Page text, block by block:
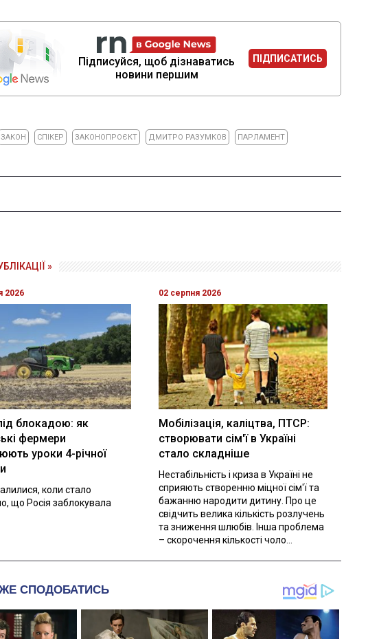
Підписуйся, щоб дізнаватись
новини першим
ПІДПИСАТИСЬ
ЗАКОН СПІКЕР ЗАКОНОПРОЄКТ ДМИТРО РАЗУМКОВ ПАРЛАМЕНТ
»
2026
блокадою: як
фермери
уроки 4-річної
коли стало
що Росія заблокувала
02 серпня 2026
Мобілізація, каліцтва, ПТСР:
створювати сім'ї в Україні
стало складніше
Нестабільність і криза в Україні не
сприяють створенню міцної сім'ї та
бажанню народити дитину. Про це
свідчить велика кількість розлучень
та зниження шлюбів. Інша проблема
– скорочення кількості чоло...